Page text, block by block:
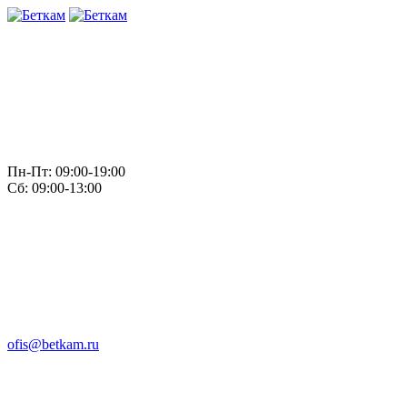
Пн-Пт: 09:00-19:00
Сб: 09:00-13:00
ofis@betkam.ru